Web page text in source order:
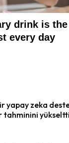
yapay zeka
tahminini yükseltti